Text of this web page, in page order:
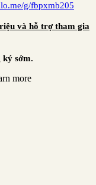
g/fbpxmb205
và hỗ trợ tham gia
ký sớm.
more